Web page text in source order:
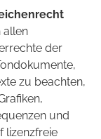
allen
der
zu beachten,
und
lizenzfreie